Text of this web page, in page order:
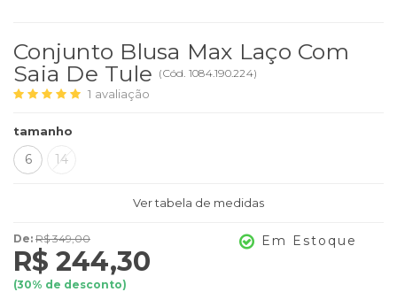
Conjunto Blusa Max Laço Com
Saia De Tule (Cód. 1084.190.224)
1 avaliação
tamanho
6 14
Ver tabela de medidas
De: R$ 349,00
R$ 244,30
(30% de desconto)
Em Estoque